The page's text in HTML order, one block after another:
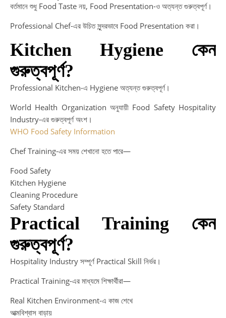
বর্তমানে শুধু Food Taste নয়, Food Presentation-ও অত্যন্ত গুরুত্বপূর্ণ।
Professional Chef-এর উচিত সুন্দরভাবে Food Presentation করা।
Kitchen Hygiene কেন
গুরুত্বপূর্ণ?
Professional Kitchen-এ Hygiene অত্যন্ত গুরুত্বপূর্ণ।
World Health Organization অনুযায়ী Food Safety Hospitality
Industry-এর গুরুত্বপূর্ণ অংশ।
WHO Food Safety Information
Chef Training-এর সময় শেখানো হতে পারে—
Food Safety
Kitchen Hygiene
Cleaning Procedure
Safety Standard
Practical Training কেন
গুরুত্বপূর্ণ?
Hospitality Industry সম্পূর্ণ Practical Skill নির্ভর।
Practical Training-এর মাধ্যমে শিক্ষার্থীরা—
Real Kitchen Environment-এ কাজ শেখে
আত্মবিশ্বাস বাড়ায়